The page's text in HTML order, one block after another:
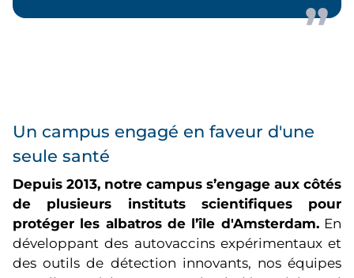
Un campus engagé en faveur d'une
seule santé
Depuis 2013, notre campus s’engage aux côtés
de plusieurs instituts scientifiques pour
protéger les albatros de l’île d'Amsterdam.En
développant des autovaccins expérimentaux et
des outils de détection innovants, nos équipes